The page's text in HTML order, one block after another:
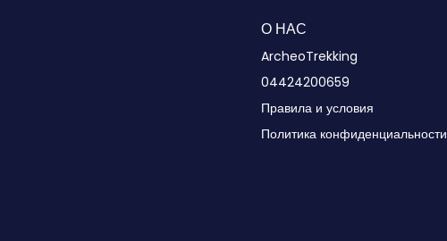
О НАС
ArcheoTrekking
04424200659
Правила и условия
Политика конфиденциальности